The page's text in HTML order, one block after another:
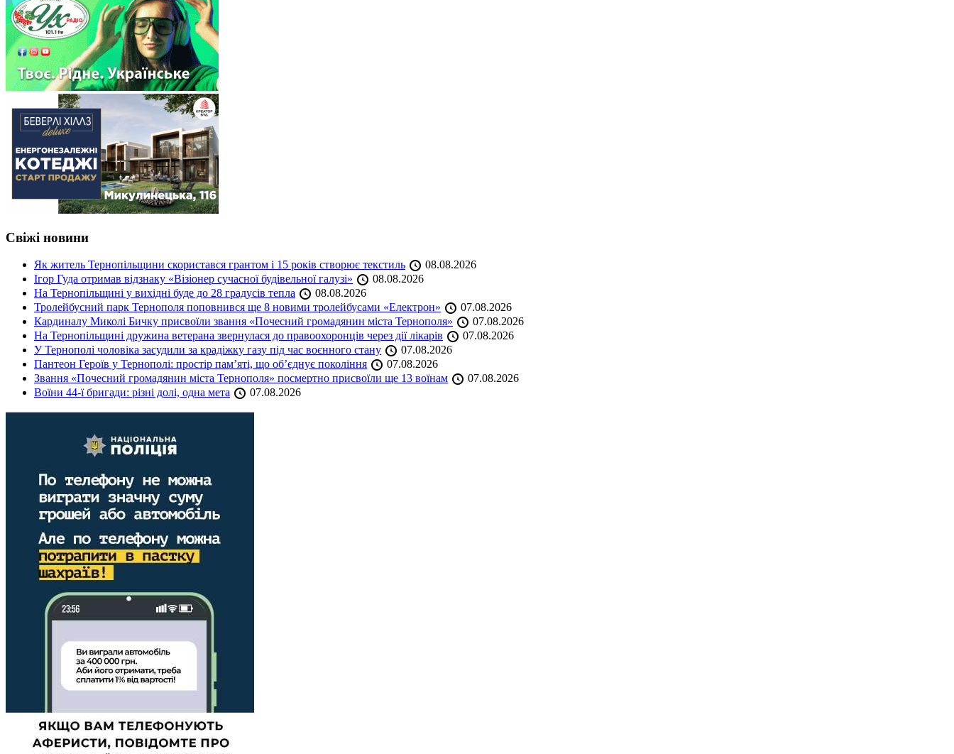
Свіжі новини
Як житель Тернопільщини скористався грантом і 15 років створює текстиль
08.08.2026
Ігор Гуда отримав відзнаку «Візіонер сучасної будівельної галузі»
08.08.2026
На Тернопільщині у вихідні буде до 28 градусів тепла
08.08.2026
Тролейбусний парк Тернополя поповнився ще 8 новими тролейбусами «Електрон»
07.08.2026
Кардиналу Миколі Бичку присвоїли звання «Почесний громадянин міста Тернополя»
07.08.2026
На Тернопільщині дружина ветерана звернулася до правоохоронців через дії лікарів
07.08.2026
У Тернополі чоловіка засудили за крадіжку газу під час воєнного стану
07.08.2026
Пантеон Героїв у Тернополі: простір пам’яті, що об’єднує покоління
07.08.2026
Звання «Почесний громадянин міста Тернополя» посмертно присвоїли ще 13 воїнам
07.08.2026
Воїни 44-ї бригади: різні долі, одна мета
07.08.2026